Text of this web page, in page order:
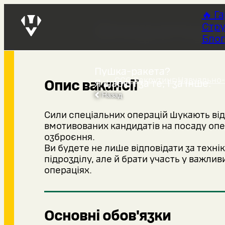
🔥
Блог
ССО Рекрутинг
Назад
Оператор
Я шарю і за те, і за інше.
Опис вакансії
Сили спеціальних операцій шукають
вмотивованих кандидатів на посаду
озброєння.
Ви будете не лише відповідати за
підрозділу, але й брати участь у
операціях.
Основні обов'язки